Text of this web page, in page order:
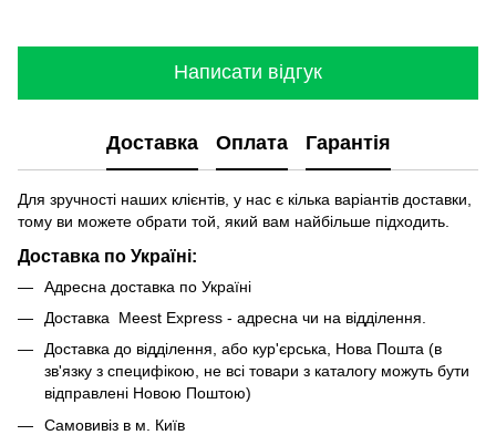
Написати відгук
Доставка Оплата Гарантія
Для зручності наших клієнтів, у нас є кілька варіантів доставки,
тому ви можете обрати той, який вам найбільше підходить.
Доставка по Україні:
Адресна доставка по Україні
Доставка Meest Express - адресна чи на відділення.
Доставка до відділення, або кур'єрська, Нова Пошта (в
зв'язку з специфікою, не всі товари з каталогу можуть бути
відправлені Новою Поштою)
Самовивіз в м. Київ